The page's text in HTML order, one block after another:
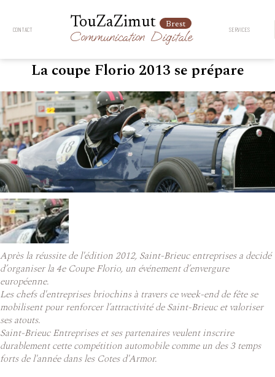
CONTACT TouZaZimut Brest
Communication Digitale SERVICES
La coupe Florio 2013 se prépare
Après la réussite de l'édition 2012, Saint-Brieuc entreprises a decidé
d’organiser la 4e Coupe Florio, un événement d’envergure
européenne.
Les chefs d'entreprises briochins à travers ce week-end de fête se
mobilisent pour renforcer l’attractivité de Saint-Brieuc et valoriser
ses atouts.
Saint-Brieuc Entreprises et ses partenaires veulent inscrire
durablement cette compétition automobile comme un des 3 temps
forts de l'année dans les Cotes d'Armor.